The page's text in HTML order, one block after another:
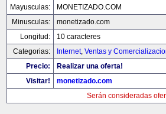
Mayusculas:
MONETIZADO.COM
Minusculas:
monetizado.com
Longitud:
10 caracteres
Categorias:
Internet, Ventas y
Precio:
Realizar una oferta!
Visitar!
monetizado.com
Serán consideradas